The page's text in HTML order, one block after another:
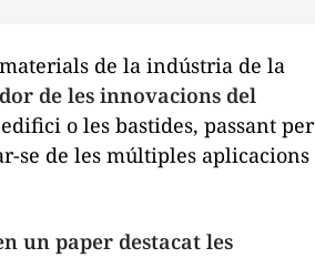
de la indústria de la
de les innovacions del
o les bastides, passant per
se de les múltiples aplicacions
un paper destacat les